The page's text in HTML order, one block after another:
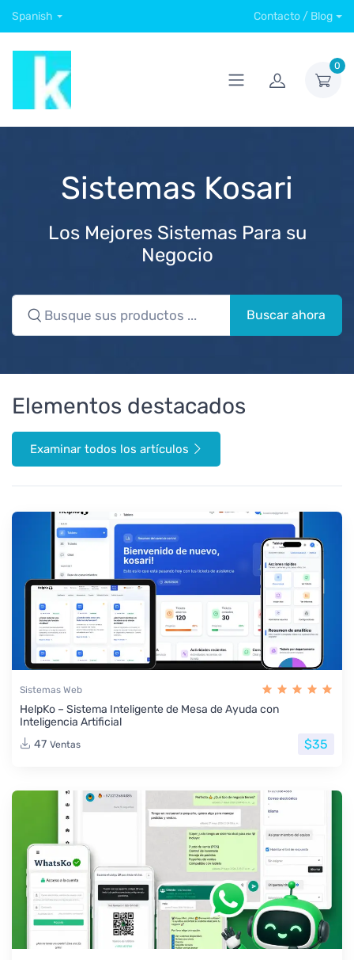
Spanish Contacto / Blog
0
Sistemas Kosari
Los Mejores Sistemas Para su
Negocio
Buscar ahora
Elementos destacados
Examinar todos los artículos
Sistemas Web
HelpKo – Sistema Inteligente de Mesa de Ayuda con
Inteligencia Artificial
47 Ventas $35